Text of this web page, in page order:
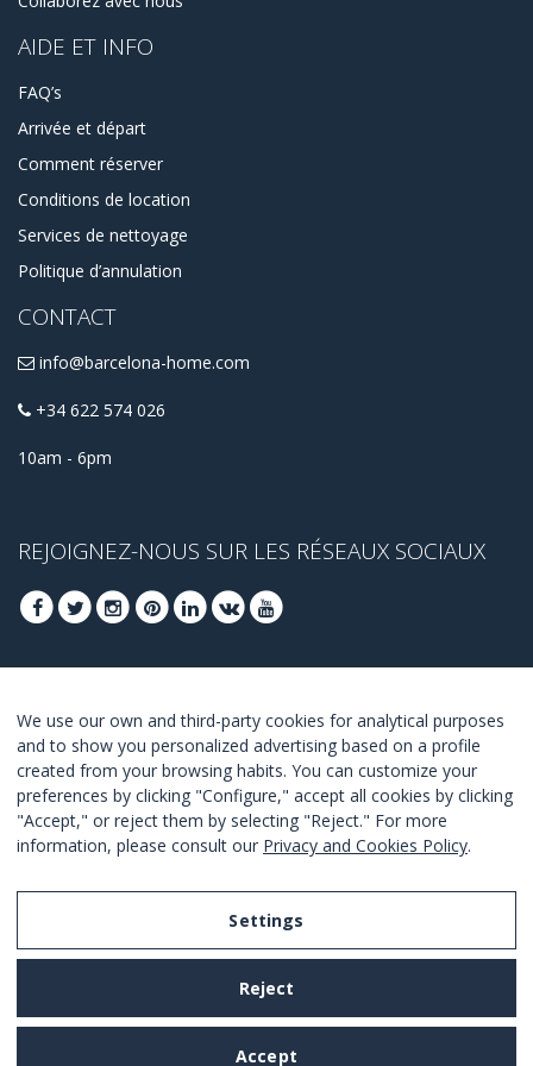
stress !
AIDE ET INFO
FAQ’s
Arrivée et départ
Comment réserver
Conditions de location
Services de nettoyage
Politique d’annulation
CONTACT
info@barcelona-home.com
+34 622 574 026
10am - 6pm
REJOIGNEZ-NOUS SUR LES RÉSEAUX SOCIAUX
MEILLEURES OFFRES
JOINDRE
Je suis d´accord avec les termes et conditions.
We use our own and third-party cookies for analytical purposes
and to show you personalized advertising based on a profile
created from your browsing habits. You can customize your
preferences by clicking "Configure," accept all cookies by clicking
"Accept," or reject them by selecting "Reject." For more
information, please consult our Privacy and Cookies Policy.
Settings
Reject
Accept
Legal Notice
Privacy and Cookies Policy
Terms and Conditions of Use